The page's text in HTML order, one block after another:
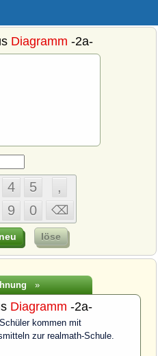
»
Diagramm -2a-
kommen mit
zur realmath-Schule.
Diagramm -2a-